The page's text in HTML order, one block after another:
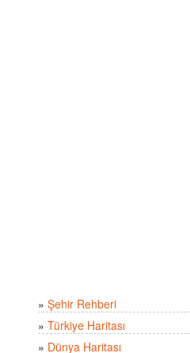
» Şehir Rehberi
» Türkiye Haritası
» Dünya Haritası